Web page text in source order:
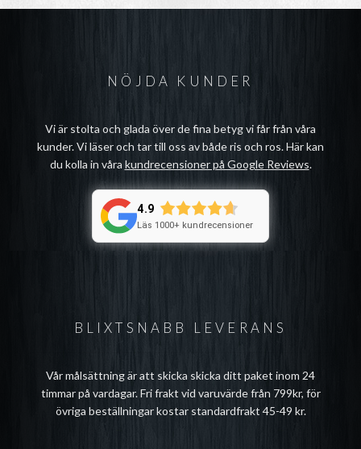
BLIXTSNABB LEVERANS
Vår målsättning är att skicka skicka ditt paket inom 24
timmar på vardagar. Fri frakt vid varuvärde från 799kr, för
övriga beställningar kostar standardfrakt 45-49 kr.
NÖJDA KUNDER
Vi är stolta och glada över de fina betyg vi får från våra
kunder. Vi läser och tar till oss av både ris och ros. Här kan
du kolla in våra kundrecensioner på Google Reviews.
4.9
Läs 1000+ kundrecensioner